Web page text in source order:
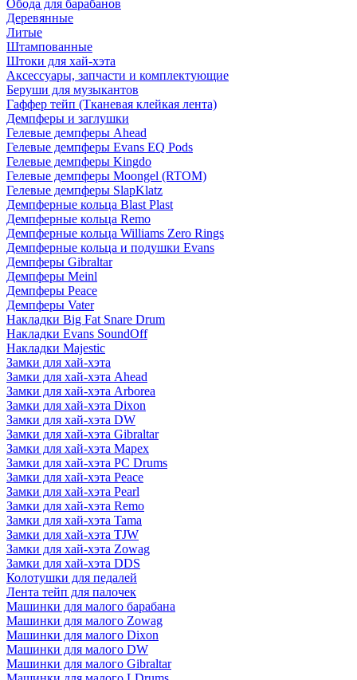
Обода для барабанов
Деревянные
Литые
Штампованные
Штоки для хай-хэта
Аксессуары, запчасти и комплектующие
Беруши для музыкантов
Гаффер тейп (Тканевая клейкая лента)
Демпферы и заглушки
Гелевые демпферы Ahead
Гелевые демпферы Evans EQ Pods
Гелевые демпферы Kingdo
Гелевые демпферы Moongel (RTOM)
Гелевые демпферы SlapKlatz
Демпферные кольца Blast Plast
Демпферные кольца Remo
Демпферные кольца Williams Zero Rings
Демпферные кольца и подушки Evans
Демпферы Gibraltar
Демпферы Meinl
Демпферы Peace
Демпферы Vater
Накладки Big Fat Snare Drum
Накладки Evans SoundOff
Накладки Majestic
Замки для хай-хэта
Замки для хай-хэта Ahead
Замки для хай-хэта Arborea
Замки для хай-хэта Dixon
Замки для хай-хэта DW
Замки для хай-хэта Gibraltar
Замки для хай-хэта Mapex
Замки для хай-хэта PC Drums
Замки для хай-хэта Peace
Замки для хай-хэта Pearl
Замки для хай-хэта Remo
Замки для хай-хэта Tama
Замки для хай-хэта TJW
Замки для хай-хэта Zowag
Замки для хай-хэта DDS
Колотушки для педалей
Лента тейп для палочек
Машинки для малого барабана
Машинки для малого Zowag
Машинки для малого Dixon
Машинки для малого DW
Машинки для малого Gibraltar